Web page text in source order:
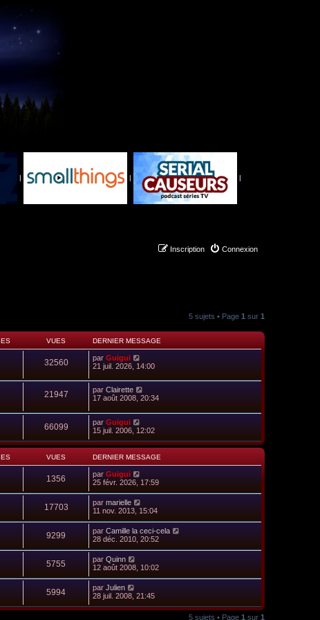
| | |
Connexion
Inscription
5 sujets • Page 1 sur 1
VUES DERNIER MESSAGE
32560 par Guigui
21 juil. 2026, 14:00
21947 par Clairette
17 août 2008, 20:34
66099 par Guigui
15 juil. 2006, 12:02
VUES DERNIER MESSAGE
1356 par Guigui
25 févr. 2026, 17:59
17703 par marielle
11 nov. 2013, 15:04
9299 par Camille la ceci-cela
28 déc. 2010, 20:52
5755 par Quinn
12 août 2008, 10:02
5994 par Julien
28 juil. 2008, 21:45
5 sujets • Page 1 sur 1